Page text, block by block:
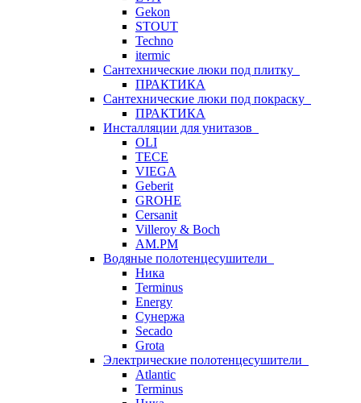
Gekon
STOUT
Techno
itermic
Сантехнические люки под плитку
ПРАКТИКА
Сантехнические люки под покраску
ПРАКТИКА
Инсталляции для унитазов
OLI
TECE
VIEGA
Geberit
GROHE
Cersanit
Villeroy & Boch
AM.PM
Водяные полотенцесушители
Ника
Terminus
Energy
Сунержа
Secado
Grota
Электрические полотенцесушители
Atlantic
Terminus